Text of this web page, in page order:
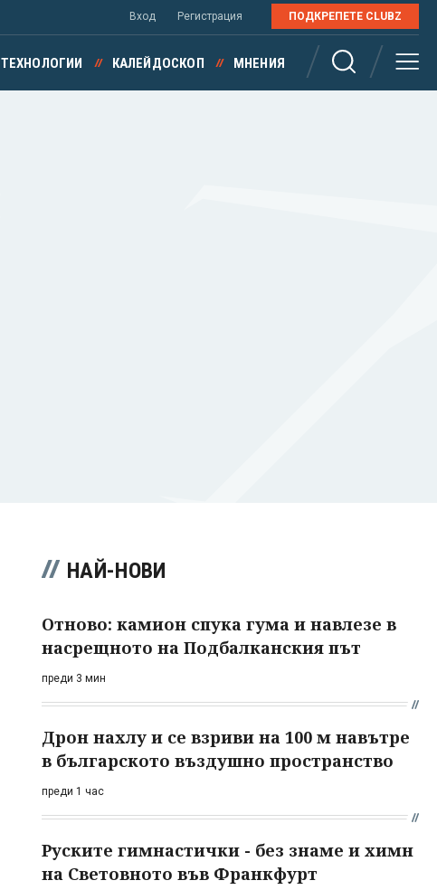
Вход Регистрация ПОДКРЕПЕТЕ CLUBZ
ТЕХНОЛОГИИ КАЛЕЙДОСКОП МНЕНИЯ
НАЙ-НОВИ
Отново: камион спука гума и навлезе в
насрещното на Подбалканския път
преди 3 мин
Дрон нахлу и се взриви на 100 м навътре
в българското въздушно пространство
преди 1 час
Руските гимнастички - без знаме и химн
на Световното във Франкфурт